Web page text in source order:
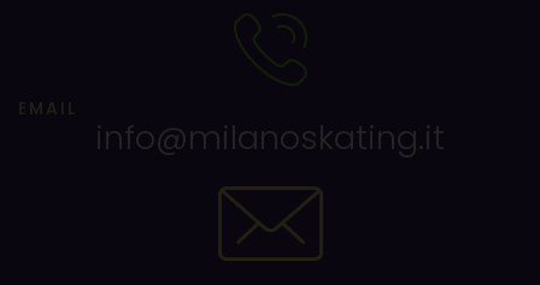
EMAIL
info@milanoskating.it